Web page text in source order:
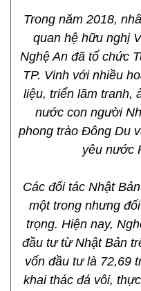
Trong năm 2018,
quan hệ hữu nghị
Nghệ An đã tổ chức
TP. Vinh với nhiều
liệu, triển lãm tranh,
nước con người
phong trào Đông Du
yêu nước
Các đối tác Nhật
một trong nhưng
trọng. Hiện nay,
đầu tư từ Nhật Bản
vốn đầu tư là 72,69
khai thác đá vôi,